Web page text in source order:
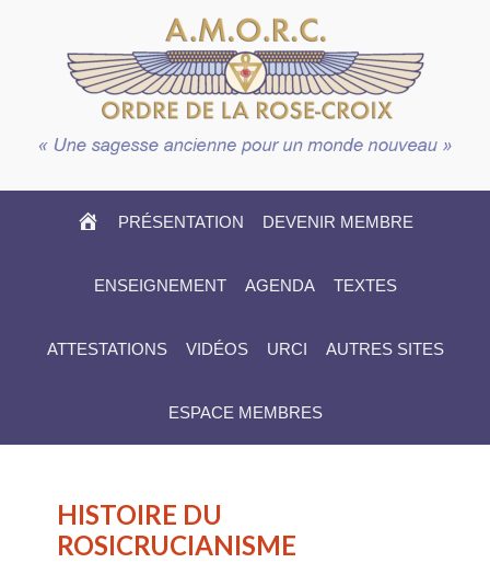
HOME
PRÉSENTATION DEVENIR MEMBRE
ENSEIGNEMENT AGENDA TEXTES
ATTESTATIONS VIDÉOS URCI AUTRES SITES
ESPACE MEMBRES
HISTOIRE DU
ROSICRUCIANISME